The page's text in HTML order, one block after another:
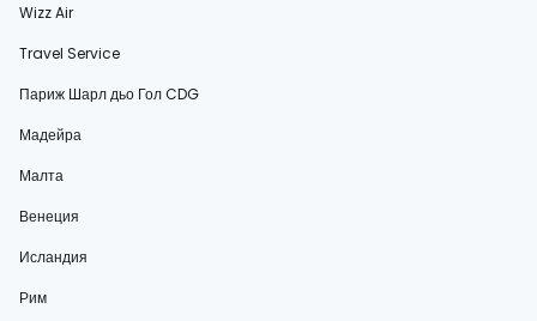
Wizz Air
Travel Service
Париж Шарл дьо Гол CDG
Мадейра
Малта
Венеция
Исландия
Рим